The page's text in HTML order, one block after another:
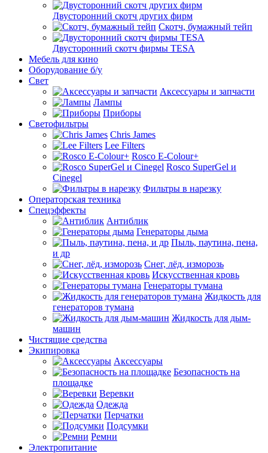
Двусторонний скотч других фирм
Скотч, бумажный тейп
Двусторонний скотч фирмы TESA
Мебель для кино
Оборудование б/у
Свет
Аксессуары и запчасти
Лампы
Приборы
Светофильтры
Chris James
Lee Filters
Rosco E-Colour+
Rosco SuperGel и
Cinegel
Фильтры в нарезку
Операторская техника
Спецэффекты
Антиблик
Генераторы дыма
Пыль, паутина, пена,
и др
Снег, лёд, изморозь
Искусственная кровь
Генераторы тумана
Жидкость для
генераторов тумана
Жидкость для дым-
машин
Чистящие средства
Экипировка
Аксессуары
Безопасность на
площадке
Веревки
Одежда
Перчатки
Подсумки
Ремни
Электропитание